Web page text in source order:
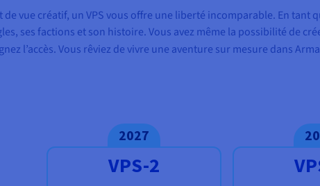
de vue créatif, un VPS vous offre une liberté incomparable. En
ses factions et son histoire. Vous avez même la possibilité de
l’accès. Vous rêviez de vivre une aventure sur mesure dans
2027
VPS-2